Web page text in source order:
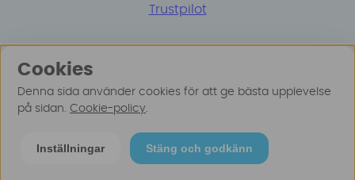
Trustpilot
mer här
Cookies
Denna sida använder cookies för att ge bästa upplevelse
på sidan. Cookie-policy.
Inställningar Stäng och godkänn